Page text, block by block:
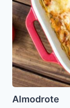
Almodrote